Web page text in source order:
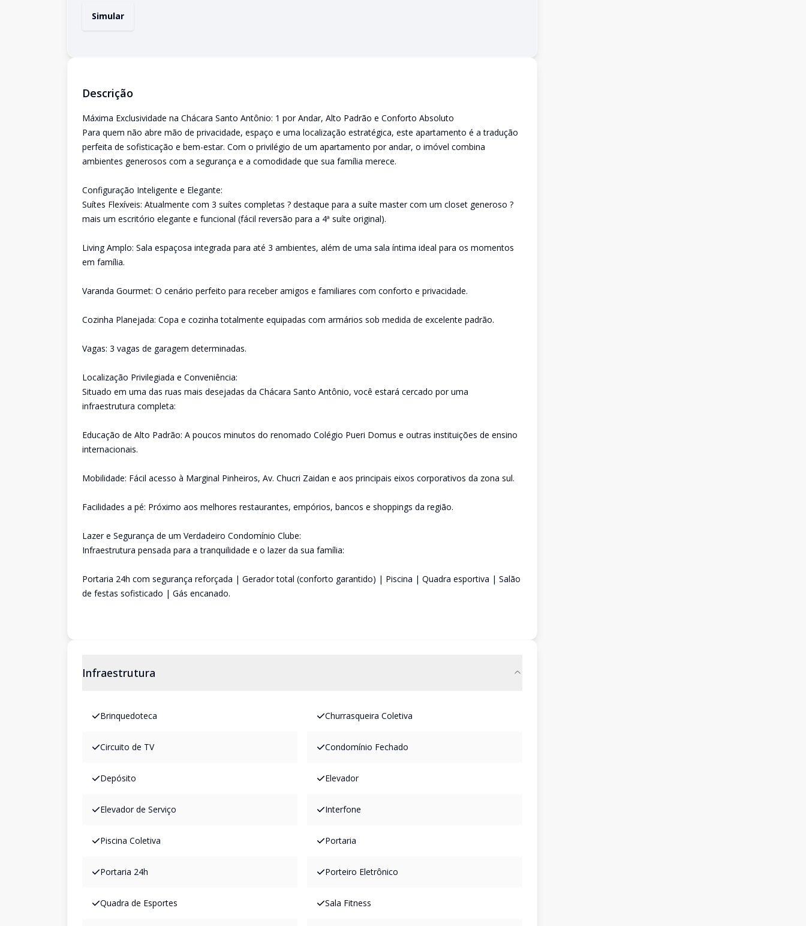
Simular
Descrição
Máxima Exclusividade na Chácara Santo Antônio: 1 por Andar, Alto Padrão e Conforto Absoluto
Para quem não abre mão de privacidade, espaço e uma localização estratégica, este apartamento é a tradução
perfeita de sofisticação e bem-estar. Com o privilégio de um apartamento por andar, o imóvel combina
ambientes generosos com a segurança e a comodidade que sua família merece.
Configuração Inteligente e Elegante:
Suítes Flexíveis: Atualmente com 3 suítes completas ? destaque para a suíte master com um closet generoso ?
mais um escritório elegante e funcional (fácil reversão para a 4ª suíte original).
Living Amplo: Sala espaçosa integrada para até 3 ambientes, além de uma sala íntima ideal para os momentos
em família.
Varanda Gourmet: O cenário perfeito para receber amigos e familiares com conforto e privacidade.
Cozinha Planejada: Copa e cozinha totalmente equipadas com armários sob medida de excelente padrão.
Vagas: 3 vagas de garagem determinadas.
Localização Privilegiada e Conveniência:
Situado em uma das ruas mais desejadas da Chácara Santo Antônio, você estará cercado por uma
infraestrutura completa:
Educação de Alto Padrão: A poucos minutos do renomado Colégio Pueri Domus e outras instituições de ensino
internacionais.
Mobilidade: Fácil acesso à Marginal Pinheiros, Av. Chucri Zaidan e aos principais eixos corporativos da zona sul.
Facilidades a pé: Próximo aos melhores restaurantes, empórios, bancos e shoppings da região.
Lazer e Segurança de um Verdadeiro Condomínio Clube:
Infraestrutura pensada para a tranquilidade e o lazer da sua família:
Portaria 24h com segurança reforçada | Gerador total (conforto garantido) | Piscina | Quadra esportiva | Salão
de festas sofisticado | Gás encanado.
Infraestrutura
Brinquedoteca Churrasqueira Coletiva
Circuito de TV Condomínio Fechado
Depósito Elevador
Elevador de Serviço Interfone
Piscina Coletiva Portaria
Portaria 24h Porteiro Eletrônico
Quadra de Esportes Sala Fitness